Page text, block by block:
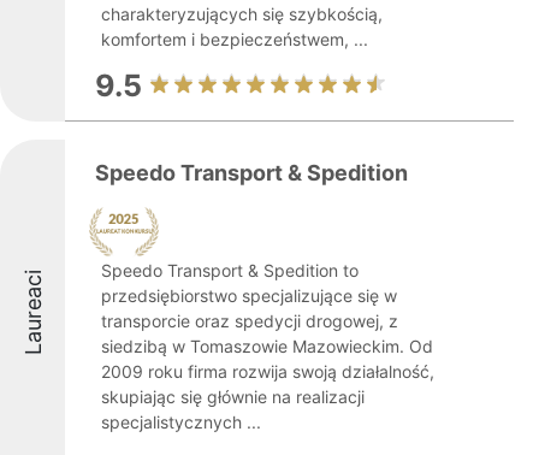
charakteryzujących się szybkością,
komfortem i bezpieczeństwem, ...
9.5
Laureaci
Speedo Transport & Spedition
Speedo Transport & Spedition to
przedsiębiorstwo specjalizujące się w
transporcie oraz spedycji drogowej, z
siedzibą w Tomaszowie Mazowieckim. Od
2009 roku firma rozwija swoją działalność,
skupiając się głównie na realizacji
specjalistycznych ...